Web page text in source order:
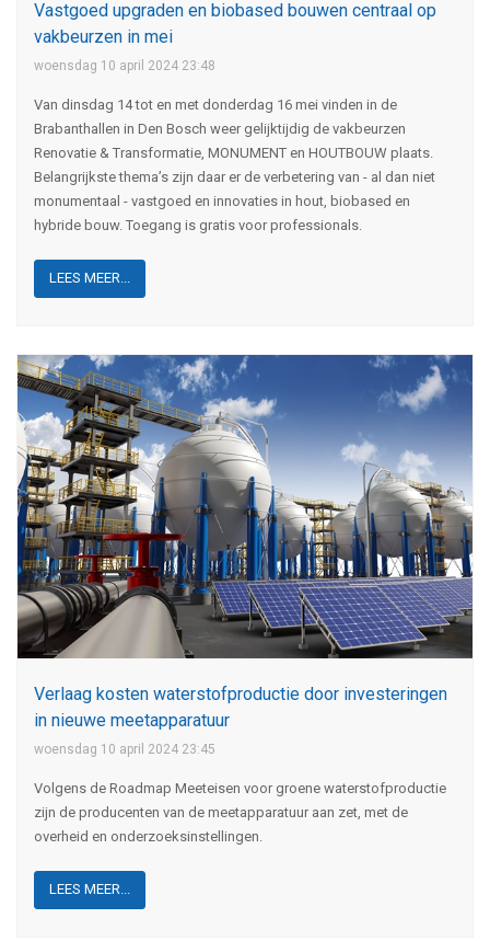
Vastgoed upgraden en biobased bouwen centraal op
vakbeurzen in mei
woensdag 10 april 2024 23:48
Van dinsdag 14 tot en met donderdag 16 mei vinden in de
Brabanthallen in Den Bosch weer gelijktijdig de vakbeurzen
Renovatie & Transformatie, MONUMENT en HOUTBOUW plaats.
Belangrijkste thema’s zijn daar er de verbetering van - al dan niet
monumentaal - vastgoed en innovaties in hout, biobased en
hybride bouw. Toegang is gratis voor professionals.
LEES MEER...
Verlaag kosten waterstofproductie door investeringen
in nieuwe meetapparatuur
woensdag 10 april 2024 23:45
Volgens de Roadmap Meeteisen voor groene waterstofproductie
zijn de producenten van de meetapparatuur aan zet, met de
overheid en onderzoeksinstellingen.
LEES MEER...